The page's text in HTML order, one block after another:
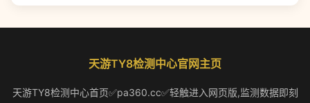
天游TY8检测中心官网主页
天游TY8检测中心首页✅pa360.cc✅轻触进入网页版,监测数据即刻